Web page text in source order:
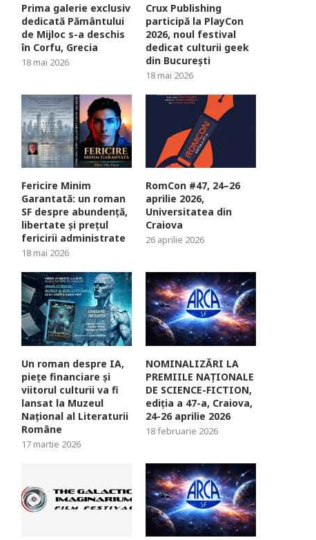
Prima galerie exclusiv
dedicată Pământului
de Mijloc s-a deschis
în Corfu, Grecia
18 mai 2026
Crux Publishing
participă la PlayCon
2026, noul festival
dedicat culturii geek
din București
18 mai 2026
Fericire Minim
Garantată: un roman
SF despre abundență,
libertate și prețul
fericirii administrate
18 mai 2026
RomCon #47, 24–26
aprilie 2026,
Universitatea din
Craiova
26 aprilie 2026
Un roman despre IA,
piețe financiare și
viitorul culturii va fi
lansat la Muzeul
Național al Literaturii
Române
17 martie 2026
NOMINALIZĂRI LA
PREMIILE NAȚIONALE
DE SCIENCE-FICTION,
ediția a 47-a, Craiova,
24-26 aprilie 2026
18 februarie 2026